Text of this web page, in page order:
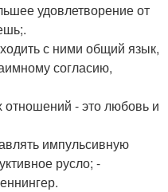
удовлетворение от
с ними общий язык,
согласию,
- это любовь и
импульсивную
русло; -